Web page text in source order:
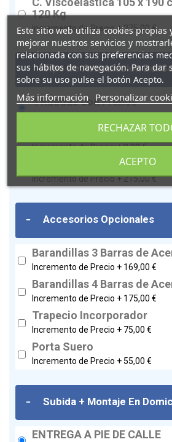
120 Kg
Incremento de Precio +275,00 €
- Tipo De Articulación Del
4 Ruedas con Frenos
SIN Ruedas Con Patas 16
Incremento de Precio +0,00 €
Freno Centralizados en 4
Incremento de Precio +215,00 €
- Accesorios Opcionales
Barandillas 3 Barras de
Incremento de Precio + 169,00 €
Barandillas 4 Barras de
Incremento de Precio + 175,00 €
Trapecio Incorporador
Incremento de Precio + 75,00 €
Porta Suero
Incremento de Precio +55,00 €
- Subida + Montaje En
ENTREGA A PIE DE CALLE
Este sitio web utiliza cookies propias
mejorar nuestros servicios y
relacionada con sus preferencias
sus hábitos de navegación. Para dar
sobre su uso pulse el botón Acepto.
Más información Personalizar
RECHAZAR
ACEPTO